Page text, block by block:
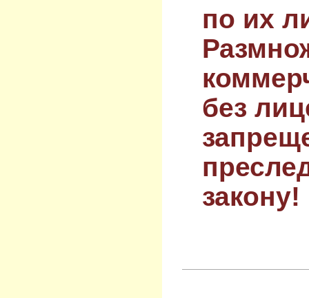
по их
без
закону!